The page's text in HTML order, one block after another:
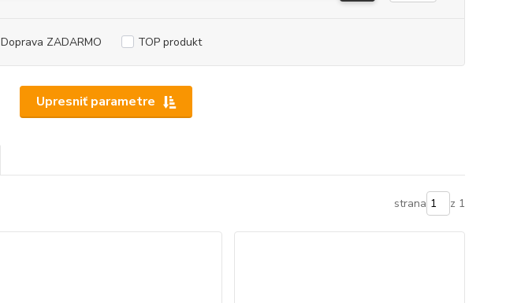
Upresniť parametre
Doprava ZADARMO TOP produkt
strana z 1